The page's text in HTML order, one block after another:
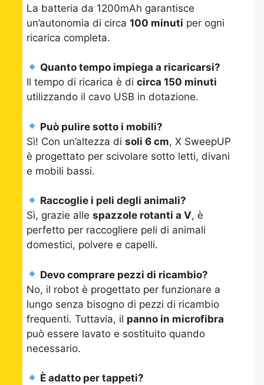
La batteria da 1200mAh garantisce
un’autonomia di circa 100 minuti per ogni
ricarica completa.
Quanto tempo impiega a ricaricarsi?
Il tempo di ricarica è di circa 150 minuti
utilizzando il cavo USB in dotazione.
Può pulire sotto i mobili?
Sì! Con un’altezza di soli 6 cm, X SweepUP
è progettato per scivolare sotto letti, divani
e mobili bassi.
Raccoglie i peli degli animali?
Sì, grazie alle spazzole rotanti a V, è
perfetto per raccogliere peli di animali
domestici, polvere e capelli.
Devo comprare pezzi di ricambio?
No, il robot è progettato per funzionare a
lungo senza bisogno di pezzi di ricambio
frequenti. Tuttavia, il panno in microfibra
può essere lavato e sostituito quando
necessario.
È adatto per tappeti?